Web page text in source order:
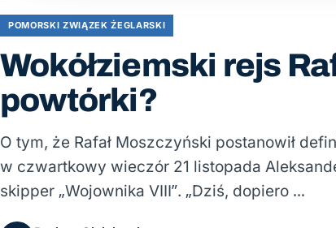
POMORSKI ZWIĄZEK ŻEGLARSKI
Wokółziemski rejs
powtórki?
O tym, że Rafał Moszczyński postanowił
w czwartkowy wieczór 21 listopada
skipper „Wojownika VIII”. „Dziś, dopiero …